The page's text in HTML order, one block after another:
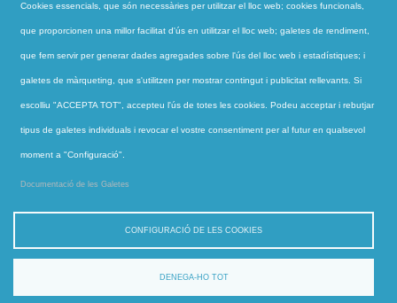
Segueix-nos a
QUI SOM
QUÈ FEM
Cookies essencials, que són necessàries per utilitzar el lloc web; cookies funcionals,
que proporcionen una millor facilitat d'ús en utilitzar el lloc web; galetes de rendiment,
que fem servir per generar dades agregades sobre l'ús del lloc web i estadístiques; i
galetes de màrqueting, que s'utilitzen per mostrar contingut i publicitat rellevants. Si
escolliu "ACCEPTA TOT", accepteu l'ús de totes les cookies. Podeu acceptar i rebutjar
tipus de galetes individuals i revocar el vostre consentiment per al futur en qualsevol
moment a "Configuració".
Documentació de les Galetes
CONFIGURACIÓ DE LES COOKIES
DENEGA-HO TOT